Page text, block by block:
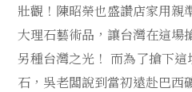
壯觀！陳昭榮也盛讚店家用親
大理石藝術品，讓台灣在這場
另種台灣之光！ 而為了搶下
石，吳老闆說到當初遠赴巴西